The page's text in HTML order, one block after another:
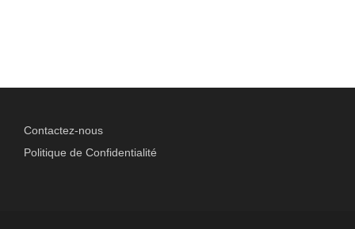
Contactez-nous
Politique de Confidentialité